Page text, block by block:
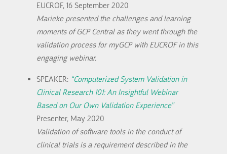
EUCROF, 16 September 2020
Marieke presented the challenges and learning
moments of GCP Central as they went through the
validation process for myGCP with EUCROF in this
engaging webinar.
SPEAKER: “Computerized System Validation in
Clinical Research 101: An Insightful Webinar
Based on Our Own Validation Experience”
Presenter, May 2020
Validation of software tools in the conduct of
clinical trials is a requirement described in the